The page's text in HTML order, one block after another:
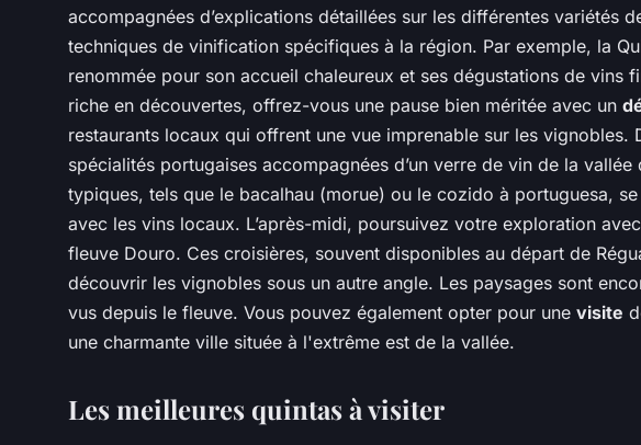
accompagnées d’explications détaillées sur les différentes variétés
techniques de vinification spécifiques à la région. Par exemple, la
renommée pour son accueil chaleureux et ses dégustations de vins
riche en découvertes, offrez-vous une pause bien méritée avec un
restaurants locaux qui offrent une vue imprenable sur les vignobles.
spécialités portugaises accompagnées d’un verre de vin de la
typiques, tels que le bacalhau (morue) ou le cozido à portuguesa,
avec les vins locaux. L’après-midi, poursuivez votre exploration
fleuve Douro. Ces croisières, souvent disponibles au départ de
découvrir les vignobles sous un autre angle. Les paysages sont
vus depuis le fleuve. Vous pouvez également opter pour une visite
une charmante ville située à l'extrême est de la vallée.
Les meilleures quintas à visiter